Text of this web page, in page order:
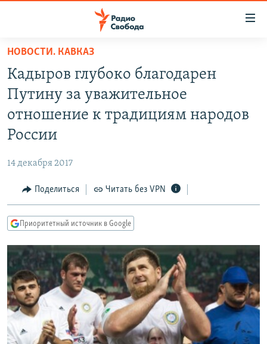
упрощенного
доступа
Вернуться
основному
содержанию
навигации
Вернутся
ПОДКАСТЫ
АВТОРСКИЕ ПРОЕКТЫ
ЦИТАТЫ СВОБОДЫ
КУЛЬТУРА
IDEL.РЕАЛИИ
КАВКАЗ.РЕАЛИИ
СИБИРЬ.РЕАЛИИ
РАСПИСАНИЕ ВЕЩАНИЯ
ПОДПИШИТЕСЬ НА РАССЫЛКУ
СОЦИАЛЬНЫЕ СЕТИ
НОВОСТИ. КАВКАЗ
Кадыров глубоко благодарен
Путину за уважительное
отношение к традициям народов
России
14 декабря 2017
Поделиться Читать без VPN
Приоритетный источник в Google